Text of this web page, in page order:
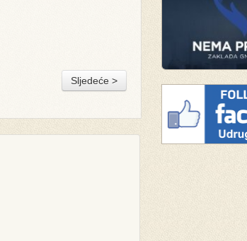
Sljedeće >